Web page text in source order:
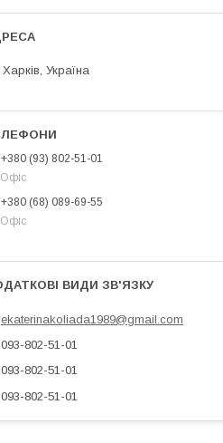
Харків, Україна
+380 (93) 802-51-01
Офіс
+380 (68) 089-69-55
Офіс
ekaterinakoliada1989@gmail.com
093-802-51-01
093-802-51-01
093-802-51-01